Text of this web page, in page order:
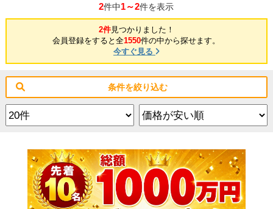
2件中1～2件を表示
2件見つかりました！
会員登録をすると全1550件の中から探せます。
今すぐ見る
条件を絞り込む